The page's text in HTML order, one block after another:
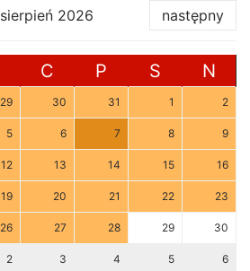
sierpień 2026 następny
C P S N
29 30 31 1 2
5 6 7 8 9
12 13 14 15 16
19 20 21 22 23
26 27 28 29 30
2 3 4 5 6